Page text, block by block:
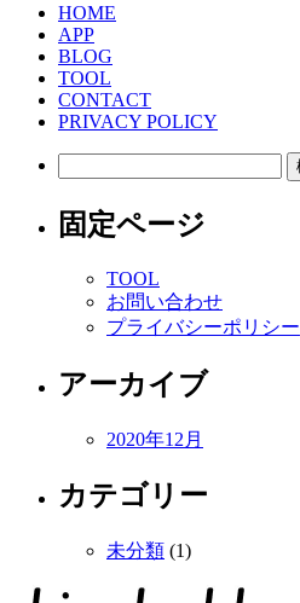
HOME
APP
BLOG
TOOL
CONTACT
PRIVACY POLICY
固定ページ
TOOL
お問い合わせ
プライバシーポリシー
アーカイブ
2020年12月
カテゴリー
未分類 (1)